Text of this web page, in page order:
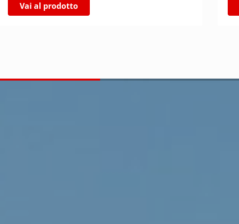
Vai al prodotto